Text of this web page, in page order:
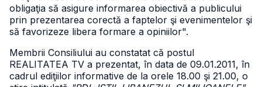
obligaţia să asigure informarea obiectivă a publicului
prin prezentarea corectă a faptelor şi evenimentelor şi
să favorizeze libera formare a opiniilor".
Membrii Consiliului au constatat că postul
REALITATEA TV a prezentat, în data de 09.01.2011, în
cadrul ediţiilor informative de la orele 18.00 şi 21.00, o